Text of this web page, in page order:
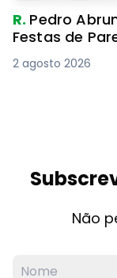
R. Pedro
Festas de
2 agosto 2026
Não